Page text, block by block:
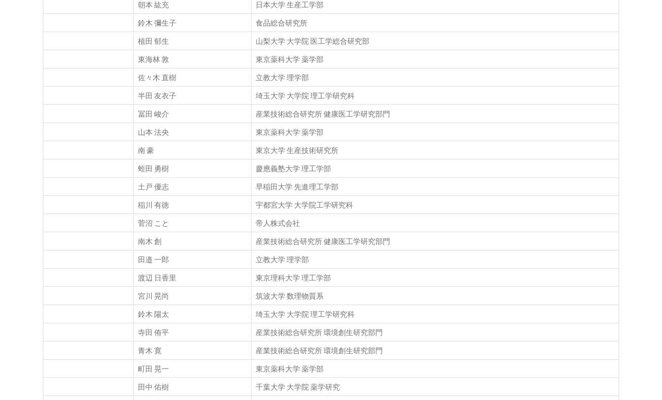
朝本 紘充 日本大学 生産工学部
鈴木 彌生子 食品総合研究所
植田 郁生 山梨大学 大学院 医工学総合研究部
東海林 敦 東京薬科大学 薬学部
佐々木 直樹 立教大学 理学部
半田 友衣子 埼玉大学 大学院 理工学研究科
冨田 峻介 産業技術総合研究所 健康医工学研究部門
山本 法央 東京薬科大学 薬学部
南 豪 東京大学 生産技術研究所
蛭田 勇樹 慶應義塾大学 理工学部
土戸 優志 早稲田大学 先進理工学部
稲川 有徳 宇都宮大学 大学院工学研究科
菅沼 こと 帝人株式会社
南木 創 産業技術総合研究所 健康医工学研究部門
田邉 一郎 立教大学 理学部
渡辺 日香里 東京理科大学 理工学部
宮川 晃尚 筑波大学 数理物質系
鈴木 陽太 埼玉大学 大学院 理工学研究科
寺田 侑平 産業技術総合研究所 環境創生研究部門
青木 寛 産業技術総合研究所 環境創生研究部門
町田 晃一 東京薬科大学 薬学部
田中 佑樹 千葉大学 大学院 薬学研究